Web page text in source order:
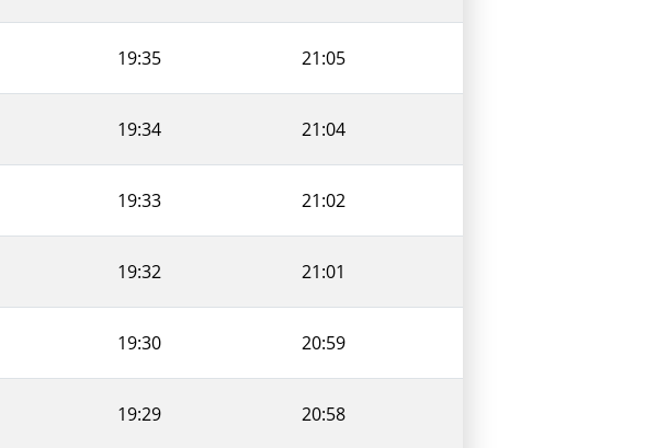
19:35 21:05
19:34 21:04
19:33 21:02
19:32 21:01
19:30 20:59
19:29 20:58